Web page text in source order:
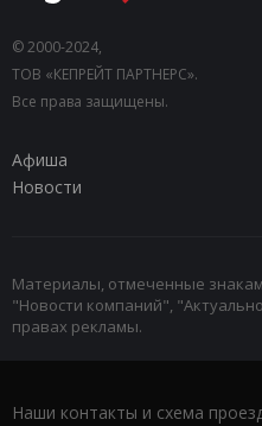
© 2000-2024,
ТОВ «КЕПРЕЙТ ПАРТНЕРС».
Все права защищены.
Афиша
Новости
Материалы, отмеченные
"Новости компаний",
правах рекламы.
Наши контакты и схема